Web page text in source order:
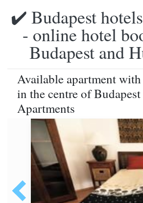
✔️ Budapest
- online hotel
Budapest and
Available apartment
in the centre of
Apartments